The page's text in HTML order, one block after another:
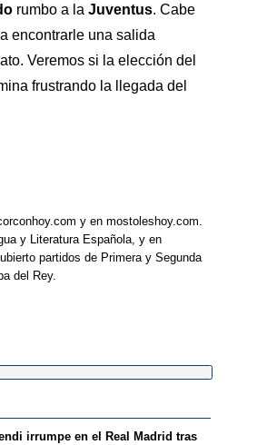
rumbo a la Juventus. Cabe
encontrarle una salida
Veremos si la elección del
frustrando la llegada del
y en mostoleshoy.com.
y Literatura Española, y en
partidos de Primera y Segunda
del Rey.
irrumpe en el Real Madrid tras